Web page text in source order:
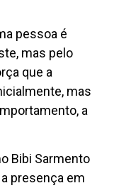
pessoa é
mas pelo
que a
mas
a
Bibi Sarmento
presença em